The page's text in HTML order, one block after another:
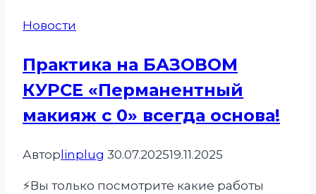
Новости
Практика на БАЗОВОМ
КУРСЕ «Перманентный
макияж с 0» всегда основа!
Автор linplug 30.07.202519.11.2025
⚡️Вы только посмотрите какие работы